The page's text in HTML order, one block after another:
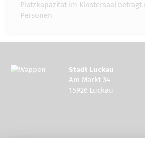
Platzkapazität im Klostersaal beträgt
Personen
Stadt Luckau
Am Markt 34
15926 Luckau